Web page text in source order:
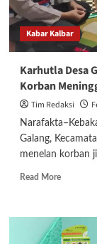
Karhutla
Kabar Kalbar
Karhutla Desa
Korban
Tim Redaksi
Galang,
menelan korban
Read MoreRead
Karhutla
Desa